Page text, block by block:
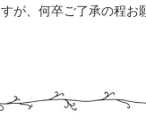
が、何卒ご了承の程お